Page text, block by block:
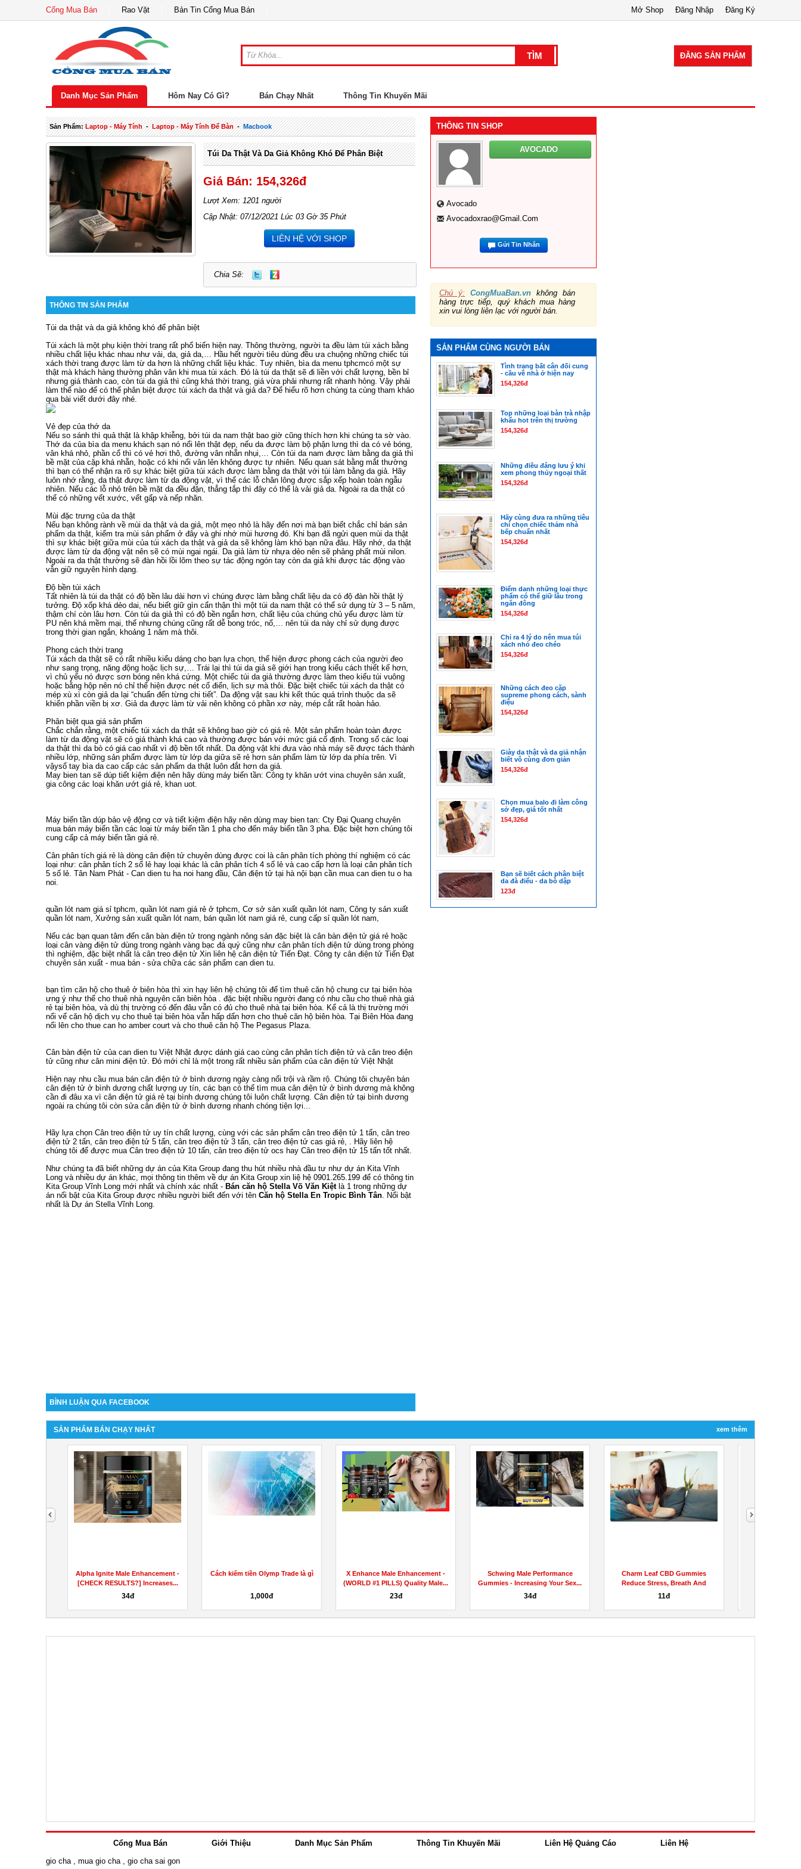
Cổng Mua Bán Rao Vặt Bản Tin Cổng Mua Bán Đăng Ký
Đăng Nhập
Mở Shop
ĐĂNG SẢN PHẨM
Danh Mục Sản Phẩm Hôm Nay Có Gì? Bán Chạy Nhất Thông Tin Khuyến Mãi
Sản Phẩm:Laptop - Máy Tính-Laptop - Máy Tính Để Bàn-Macbook
Túi Da Thật Và Da Giả Không Khó Để Phân Biệt
Giá Bán: 154,326đ
Lượt Xem: 1201 người
Cập Nhật: 07/12/2021 Lúc 03 Gờ 35 Phút
LIÊN HỆ VỚI SHOP
Chia Sẽ:
THÔNG TIN SẢN PHẨM
Túi da thật và da giả không khó để phân biệt
Túi xách là một phụ kiện thời trang rất phổ biến hiện nay. Thông thường, người ta đều làm túi xách bằng
nhiều chất liệu khác nhau như vải, da, giả da,… Hầu hết người tiêu dùng đều ưa chuộng những chiếc túi
xách thời trang được làm từ da hơn là những chất liệu khác. Tuy nhiên, bìa da menu tphcmcó một sự
thật mà khách hàng thường phân vân khi mua túi xách. Đó là túi da thật sẽ đi liền với chất lượng, bền bỉ
nhưng giá thành cao, còn túi da giả thì cũng khá thời trang, giá vừa phải nhưng rất nhanh hỏng. Vậy phải
làm thế nào để có thể phân biệt được túi xách da thật và giả da? Để hiểu rõ hơn chúng ta cùng tham khảo
qua bài viết dưới đây nhé.
Vẻ đẹp của thớ da
Nếu so sánh thì quả thật là khập khiễng, bởi túi da nam thật bao giờ cũng thích hơn khi chúng ta sờ vào.
Thớ da của bìa da menu khách sạn nó nổi lên thật đẹp, nếu da được làm bộ phận lưng thì da có vẻ bóng,
vân khá nhỏ, phần cổ thì có vẻ hơi thô, đường vân nhẵn nhụi,… Còn túi da nam được làm bằng da giả thì
bề mặt của cặp khá nhẵn, hoặc có khi nổi vân lên không được tự nhiên. Nếu quan sát bằng mắt thường
thì bạn có thể nhận ra rõ sự khác biệt giữa túi xách được làm bằng da thật với túi làm bằng da giả. Hãy
luôn nhớ rằng, da thật được làm từ da động vật, vì thế các lỗ chân lông được sắp xếp hoàn toàn ngẫu
nhiên. Nếu các lỗ nhỏ trên bề mặt da đều đặn, thẳng tắp thì đây có thể là vải giả da. Ngoài ra da thật có
thể có những vết xước, vết gấp và nếp nhăn.
Mùi đặc trưng của da thật
Nếu bạn không rành về mùi da thật và da giả, một mẹo nhỏ là hãy đến nơi mà bạn biết chắc chỉ bán sản
phẩm da thật, kiểm tra mùi sản phẩm ở đây và ghi nhớ mùi hương đó. Khi bạn đã ngửi quen mùi da thật
thì sự khác biệt giữa mùi của túi xách da thật và giả da sẽ không làm khó bạn nữa đâu. Hãy nhớ, da thật
được làm từ da động vật nên sẽ có mùi ngai ngái. Da giả làm từ nhựa dẻo nên sẽ phảng phất mùi nilon.
Ngoài ra da thật thường sẽ đàn hồi lồi lõm theo sự tác động ngón tay còn da giả khi được tác động vào
vẫn giữ nguyên hình dạng.
Độ bền túi xách
Tất nhiên là túi da thật có độ bền lâu dài hơn vì chúng được làm bằng chất liệu da có độ đàn hồi thật lý
tưởng. Độ xốp khá dẻo dai, nếu biết giữ gìn cẩn thận thì một túi da nam thật có thể sử dụng từ 3 – 5 năm,
thậm chí còn lâu hơn. Còn túi da giả thì có độ bền ngắn hơn, chất liệu của chúng chủ yếu được làm từ
PU nên khá mềm mại, thế nhưng chúng cũng rất dễ bong tróc, nổ,… nên túi da này chỉ sử dụng được
trong thời gian ngắn, khoảng 1 năm mà thôi.
Phong cách thời trang
Túi xách da thật sẽ có rất nhiều kiểu dáng cho bạn lựa chọn, thể hiện được phong cách của người đeo
như sang trọng, năng động hoặc lịch sự,… Trái lại thì túi da giả sẽ giới hạn trong kiểu cách thiết kế hơn,
vì chủ yếu nó được sơn bóng nên khá cứng. Một chiếc túi da giả thường được làm theo kiểu túi vuông
hoặc bằng hộp nên nó chỉ thể hiện được nét cổ điển, lịch sự mà thôi. Đặc biệt chiếc túi xách da thật có
mép xù xì còn giả da lại “chuẩn đến từng chi tiết”. Da động vật sau khi kết thúc quá trình thuộc da sẽ
khiến phần viền bị xơ. Giả da được làm từ vải nên không có phần xơ này, mép cắt rất hoàn hảo.
Phân biệt qua giá sản phẩm
Chắc chắn rằng, một chiếc túi xách da thật sẽ không bao giờ có giá rẻ. Một sản phẩm hoàn toàn được
làm từ da động vật sẽ có giá thành khá cao và thường được bán với mức giá cố định. Trong số các loại
da thật thì da bò có giá cao nhất vì độ bền tốt nhất. Da động vật khi đưa vào nhà máy sẽ được tách thành
nhiều lớp, những sản phẩm được làm từ lớp da giữa sẽ rẻ hơn sản phẩm làm từ lớp da phía trên. Vì
vậysổ tay bìa da cao cấp các sản phẩm da thật luôn đắt hơn da giả.
May bien tan sẽ dúp tiết kiệm điện nên hãy dùng máy biến tần: Công ty khăn ướt vina chuyên sản xuất,
gia công các loại khăn ướt giá rẻ khan uot
Máy biến tần dúp bảo vệ động cơ và tiết kiệm điện hãy nên dùng may bien tan: Cty Đại Quang chuyên
mua bán máy biến tần các loại từ máy biến tần 1 pha cho đến máy biến tần 3 pha . Đặc biệt hơn chúng tôi
cung cấp cả máy biến tần giá rẻ
Cân phân tích giá rẻ là dòng cân điện tử chuyên dùng được coi là cân phân tích phòng thí nghiệm có các
loại như: cân phân tích 2 số lẻ hay loại khác là cân phân tích 4 số lẻ và cao cấp hơn là loại cân phân tích
5 số lẻ . Tân Nam Phát - Can dien tu ha noi hang đầu, Cân điện tử tại hà nội bạn cần mua can dien tu o ha
noi
quần lót nam giá sỉ tphcm quần lót nam giá rẻ ở tphcm Cơ sở sản xuất quần lót nam Công ty sản xuất
quần lót nam Xưởng sản xuất quần lót nam bán quần lót nam giá rẻ cung cấp sỉ quần lót nam
Nếu các bạn quan tâm đến cân bàn điện tử trong ngành nông sản đặc biệt là cân bàn điện tử giá rẻ hoặc
loại cân vàng điện tử dùng trong ngành vàng bạc đá quý cũng như cân phân tích điện tử dùng trong phòng
thì nghiệm, đặc biệt nhất là cân treo điện tử Xin liên hệ cân điện tử Tiến Đạt. Công ty cân điện tử Tiến Đạt
chuyên sản xuất - mua bán - sửa chữa các sản phẩm can dien tu
bạn tìm căn hộ cho thuê ở biên hòa thì xin hạy liên hệ chúng tôi để tìm thuê căn hộ chung cư tại biên hòa
ưng ý như thể cho thuê nhà nguyên căn biên hòa . đặc biệt nhiều người đang có nhu cầu cho thuê nhà giá
rẻ tại biên hòa , và dù thị trường có đến đâu vẫn có đủ cho thuê nhà tại biên hòa . Kể cả là thị trường mới
nổi vể căn hộ dịch vụ cho thuê tại biên hòa vẫn hấp dẩn hơn cho thuê căn hộ biên hòa . Tại Biên Hòa đang
nổi lên cho thue can ho amber court và cho thuê căn hộ The Pegasus Plaza
Cân bàn điện tử của can dien tu Việt Nhật được dánh giá cao cùng cân phân tích điện tử và cân treo điện
tử cũng như cân mini điện tử . Đó mới chỉ là một trong rất nhiều sản phẩm của cân điện tử Việt Nhật
Hiện nay nhu cầu mua bán cân điện tử ở bình dương ngày càng nổi trội và rầm rộ. Chúng tôi chuyên bán
cân điện tử ở bình dương chất lượng uy tín, các bạn có thể tìm mua cân điện tử ở bình dương mà không
cần đi đâu xa vì cân điện tử giá rẻ tại bình dương chúng tôi luôn chất lượng. Cân điện tử tại bình dương
ngoài ra chúng tôi còn sửa cân điện tử ở bình dương nhanh chóng tiện lợi...
Hãy lựa chọn Cân treo điện tử uy tín chất lượng, cùng với các sản phẩm cân treo điện tử 1 tấn cân treo
điện tử 2 tấn cân treo điện tử 5 tấn cân treo điện tử 3 tấn cân treo điện tử cas giá rẻ, . Hãy liên hệ
chúng tôi để được mua Cân treo điện tử 10 tấn cân treo điện tử ocs hay Cân treo điện tử 15 tấn tốt nhất.
Như chúng ta đã biết những dự án của Kita Group đang thu hút nhiều nhà đầu tư như dự án Kita Vĩnh
Long và nhiều dự án khác, mọi thông tin thêm về dự án Kita Group xin liệ hệ 0901.265.199 để có thông tin
Kita Group Vĩnh Long mới nhất và chính xác nhất - Bán căn hộ Stella Võ Văn Kiệtlà 1 trong những dự
án nổi bật của Kita Group được nhiều người biết đến với tên Căn hộ Stella En Tropic Bình Tân . Nổi bật
nhất là Dự án Stella Vĩnh Long
BÌNH LUẬN QUA FACEBOOK
THÔNG TIN SHOP
AVOCADO
Avocado
Avocadoxrao@gmail.com
Gửi Tin Nhắn
Chú ý: CongMuaBan.vn không bán
hàng trực tiếp, quý khách mua hàng
xin vui lòng liên lạc với người bán.
SẢN PHẨM CÙNG NGƯỜI BÁN
Tình trạng bất cân đối cung
- cầu về nhà ở hiện nay
154,326đ
Top những loại bàn trà nhập
khẩu hot trên thị trường
154,326đ
Những điều đáng lưu ý khi
xem phong thủy ngoại thất
154,326đ
Hãy cùng đưa ra những tiêu
chí chọn chiếc thảm nhà
bếp chuẩn nhất
154,326đ
Điểm danh những loại thực
phẩm có thể giữ lâu trong
ngăn đông
154,326đ
Chỉ ra 4 lý do nên mua túi
xách nhỏ đeo chéo
154,326đ
Những cách đeo cặp
supreme phong cách, sành
điệu
154,326đ
Giày da thật và da giả nhận
biết vô cùng đơn giản
154,326đ
Chọn mua balo đi làm công
sở đẹp, giá tốt nhất
154,326đ
Bạn sẽ biết cách phân biệt
da đà điểu - da bò dập
123đ
SẢN PHẨM BÁN CHẠY NHẤT xem thêm
Alpha Ignite Male Enhancement -
[CHECK RESULTS?] Increases...
Cách kiếm tiền Olymp Trade là gì
X Enhance Male Enhancement -
(WORLD #1 PILLS) Quality Male...
Schwing Male Performance
Gummies - Increasing Your Sex...
Charm Leaf CBD Gummies
Reduce Stress, Breath And
next
Cổng Mua Bán Giới Thiệu Danh Mục Sản Phẩm Thông Tin Khuyến Mãi Liên Hệ Quảng Cáo
Liên Hệ
gio cha
mua gio cha gio cha sai gon